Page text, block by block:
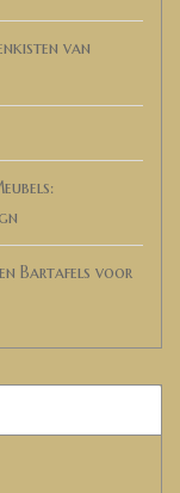
van
Bartafels voor